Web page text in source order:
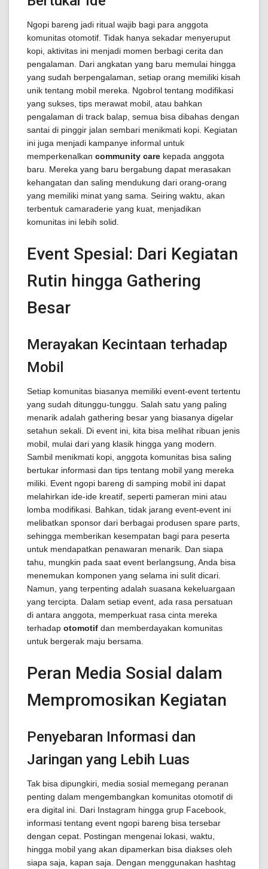
Ngopi bareng jadi ritual wajib bagi para anggota
komunitas otomotif. Tidak hanya sekadar menyeruput
kopi, aktivitas ini menjadi momen berbagi cerita dan
pengalaman. Dari angkatan yang baru memulai hingga
yang sudah berpengalaman, setiap orang memiliki kisah
unik tentang mobil mereka. Ngobrol tentang modifikasi
yang sukses, tips merawat mobil, atau bahkan
pengalaman di track balap, semua bisa dibahas dengan
santai di pinggir jalan sembari menikmati kopi. Kegiatan
ini juga menjadi kampanye informal untuk
memperkenalkan community care kepada anggota
baru. Mereka yang baru bergabung dapat merasakan
kehangatan dan saling mendukung dari orang-orang
yang memiliki minat yang sama. Seiring waktu, akan
terbentuk camaraderie yang kuat, menjadikan
komunitas ini lebih solid.
Event Spesial: Dari Kegiatan
Rutin hingga Gathering
Besar
Merayakan Kecintaan terhadap
Mobil
Setiap komunitas biasanya memiliki event-event tertentu
yang sudah ditunggu-tunggu. Salah satu yang paling
menarik adalah gathering besar yang biasanya digelar
setahun sekali. Di event ini, kita bisa melihat ribuan jenis
mobil, mulai dari yang klasik hingga yang modern.
Sambil menikmati kopi, anggota komunitas bisa saling
bertukar informasi dan tips tentang mobil yang mereka
miliki. Event ngopi bareng di samping mobil ini dapat
melahirkan ide-ide kreatif, seperti pameran mini atau
lomba modifikasi. Bahkan, tidak jarang event-event ini
melibatkan sponsor dari berbagai produsen spare parts,
sehingga memberikan kesempatan bagi para peserta
untuk mendapatkan penawaran menarik. Dan siapa
tahu, mungkin pada saat event berlangsung, Anda bisa
menemukan komponen yang selama ini sulit dicari.
Namun, yang terpenting adalah suasana kekeluargaan
yang tercipta. Dalam setiap event, ada rasa persatuan
di antara anggota, memperkuat rasa cinta mereka
terhadap otomotif dan memberdayakan komunitas
untuk bergerak maju bersama.
Peran Media Sosial dalam
Mempromosikan Kegiatan
Penyebaran Informasi dan
Jaringan yang Lebih Luas
Tak bisa dipungkiri, media sosial memegang peranan
penting dalam mengembangkan komunitas otomotif di
era digital ini. Dari Instagram hingga grup Facebook,
informasi tentang event ngopi bareng bisa tersebar
dengan cepat. Postingan mengenai lokasi, waktu,
hingga mobil yang akan dipamerkan bisa diakses oleh
siapa saja, kapan saja. Dengan menggunakan hashtag